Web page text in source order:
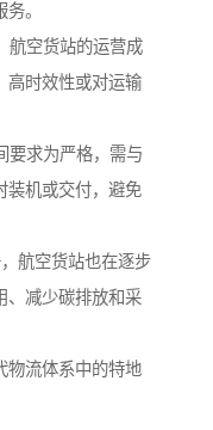
。
航空货站的运营成
高时效性或对运输
要求为严格，需与
装机或交付，避免
航空货站也在逐步
、减少碳排放和采
物流体系中的特地